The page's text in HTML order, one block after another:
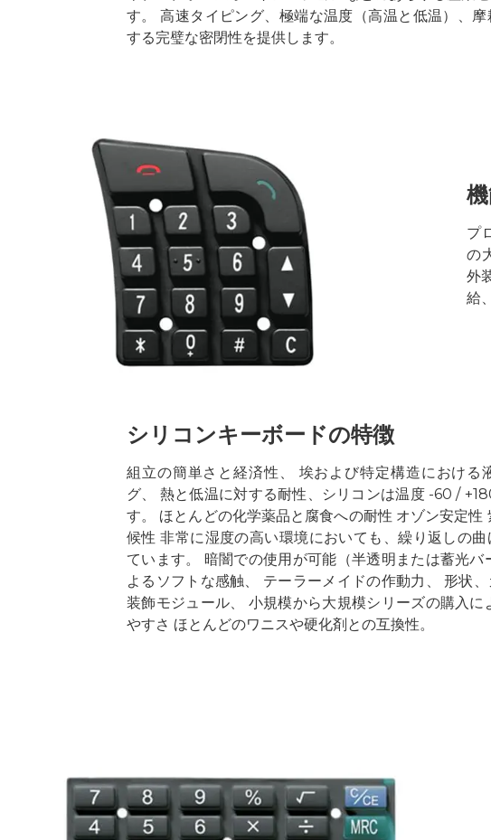
す。 高速タイピング、極端な温度（高温と低温）、
する完璧な密閉性を提供します。
プ
の
外
給
シリコンキーボードの特徴
組立の簡単さと経済性、 埃および特定構造における
グ、 熱と低温に対する耐性、シリコンは温度 -60 /
す。 ほとんどの化学薬品と腐食への耐性 オゾン安定性
候性 非常に湿度の高い環境においても、繰り返しの
ています。 暗闇での使用が可能（半透明または蓄光バ
よるソフトな感触、 テーラーメイドの作動力、 形状
装飾モジュール、 小規模から大規模シリーズの購入に
やすさ ほとんどのワニスや硬化剤との互換性。